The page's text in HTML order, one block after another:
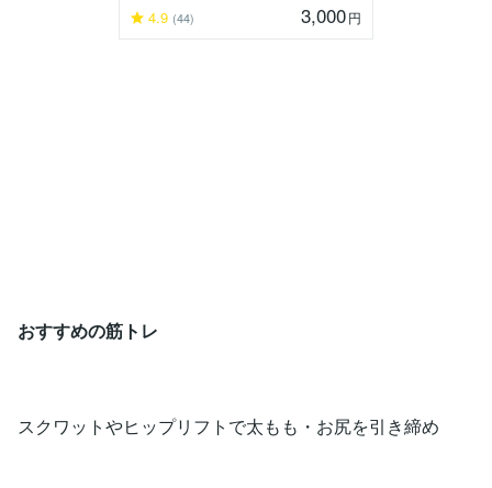
4.9 (44) 3,000円
おすすめの筋トレ
スクワットやヒップリフトで太もも・お尻を引き締め